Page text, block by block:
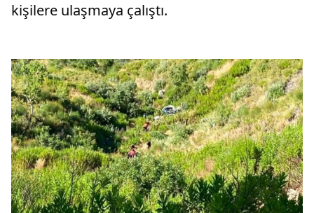
kişilere ulaşmaya çalıştı.